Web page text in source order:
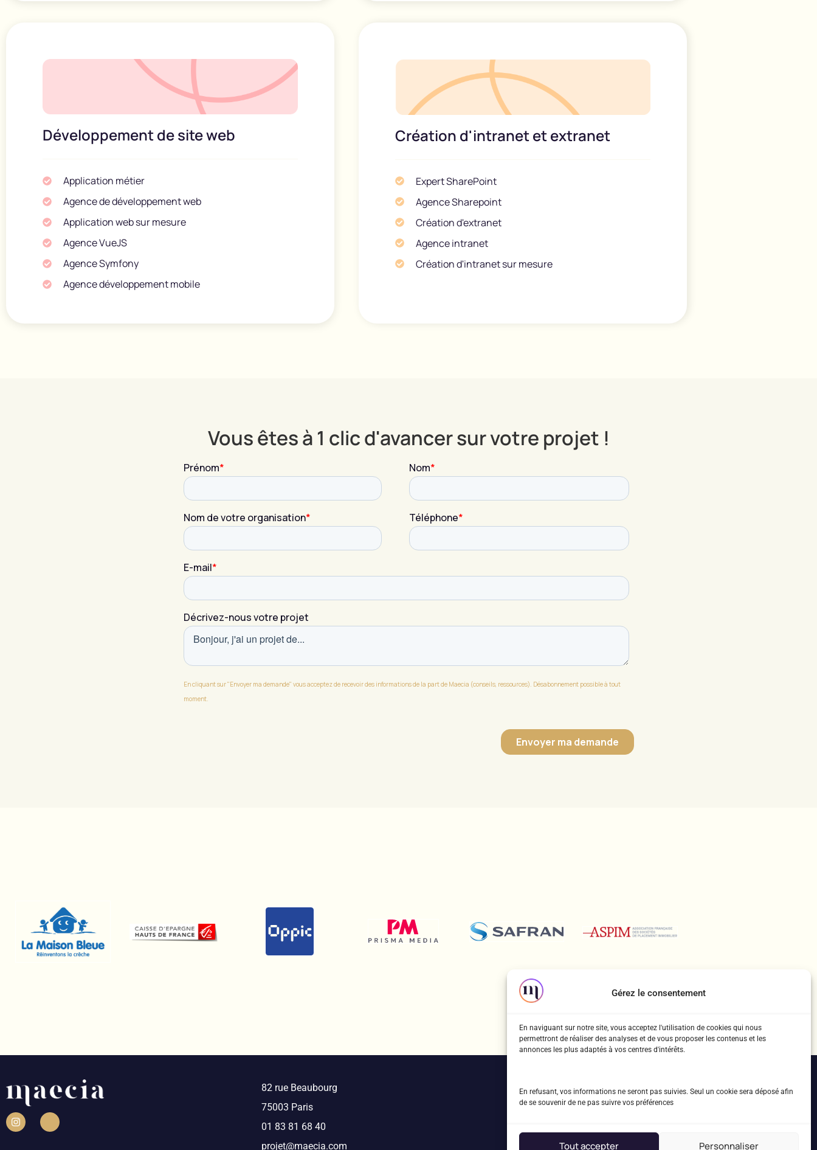
Gérez le consentement
En naviguant sur notre site, vous acceptez l'utilisation de cookies qui nous
permettront de réaliser des analyses et de vous proposer les contenus et les
annonces les plus adaptés à vos centres d'intérêts.
En refusant, vos informations ne seront pas suivies. Seul un cookie sera déposé afin
de se souvenir de ne pas suivre vos préférences
Tout accepter Personnaliser
Développement de site web
Application métier
Agence de développement web
Application web sur mesure
Agence VueJS
Agence Symfony
Agence développement mobile
Création d'intranet et extranet
Expert SharePoint
Agence Sharepoint
Création d'extranet
Agence intranet
Création d'intranet sur mesure
Vous êtes à 1 clic d'avancer sur votre projet !
82 rue Beaubourg
75003 Paris
01 83 81 68 40
projet@maecia.com
Le blog
Mentions légales
Recrutement